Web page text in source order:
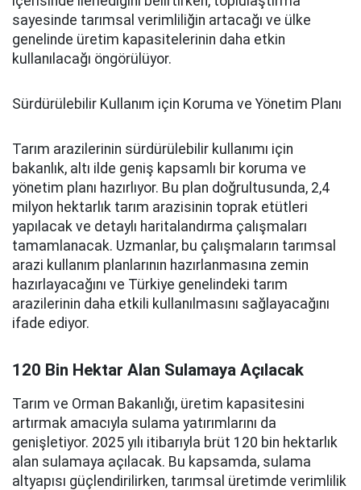
sayesinde tarımsal verimliliğin artacağı ve ülke
genelinde üretim kapasitelerinin daha etkin
kullanılacağı öngörülüyor.
Sürdürülebilir Kullanım için Koruma ve Yönetim Planı
Tarım arazilerinin sürdürülebilir kullanımı için
bakanlık, altı ilde geniş kapsamlı bir koruma ve
yönetim planı hazırlıyor. Bu plan doğrultusunda, 2,4
milyon hektarlık tarım arazisinin toprak etütleri
yapılacak ve detaylı haritalandırma çalışmaları
tamamlanacak. Uzmanlar, bu çalışmaların tarımsal
arazi kullanım planlarının hazırlanmasına zemin
hazırlayacağını ve Türkiye genelindeki tarım
arazilerinin daha etkili kullanılmasını sağlayacağını
ifade ediyor.
120 Bin Hektar Alan Sulamaya Açılacak
Tarım ve Orman Bakanlığı, üretim kapasitesini
artırmak amacıyla sulama yatırımlarını da
genişletiyor. 2025 yılı itibarıyla brüt 120 bin hektarlık
alan sulamaya açılacak. Bu kapsamda, sulama
altyapısı güçlendirilirken, tarımsal üretimde verimlilik